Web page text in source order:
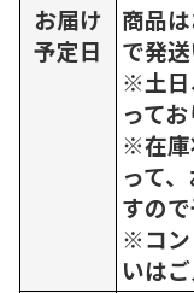
お届け
予定日
商品
で発送
※土日
ってお
※在庫
って
すの
※コン
いは